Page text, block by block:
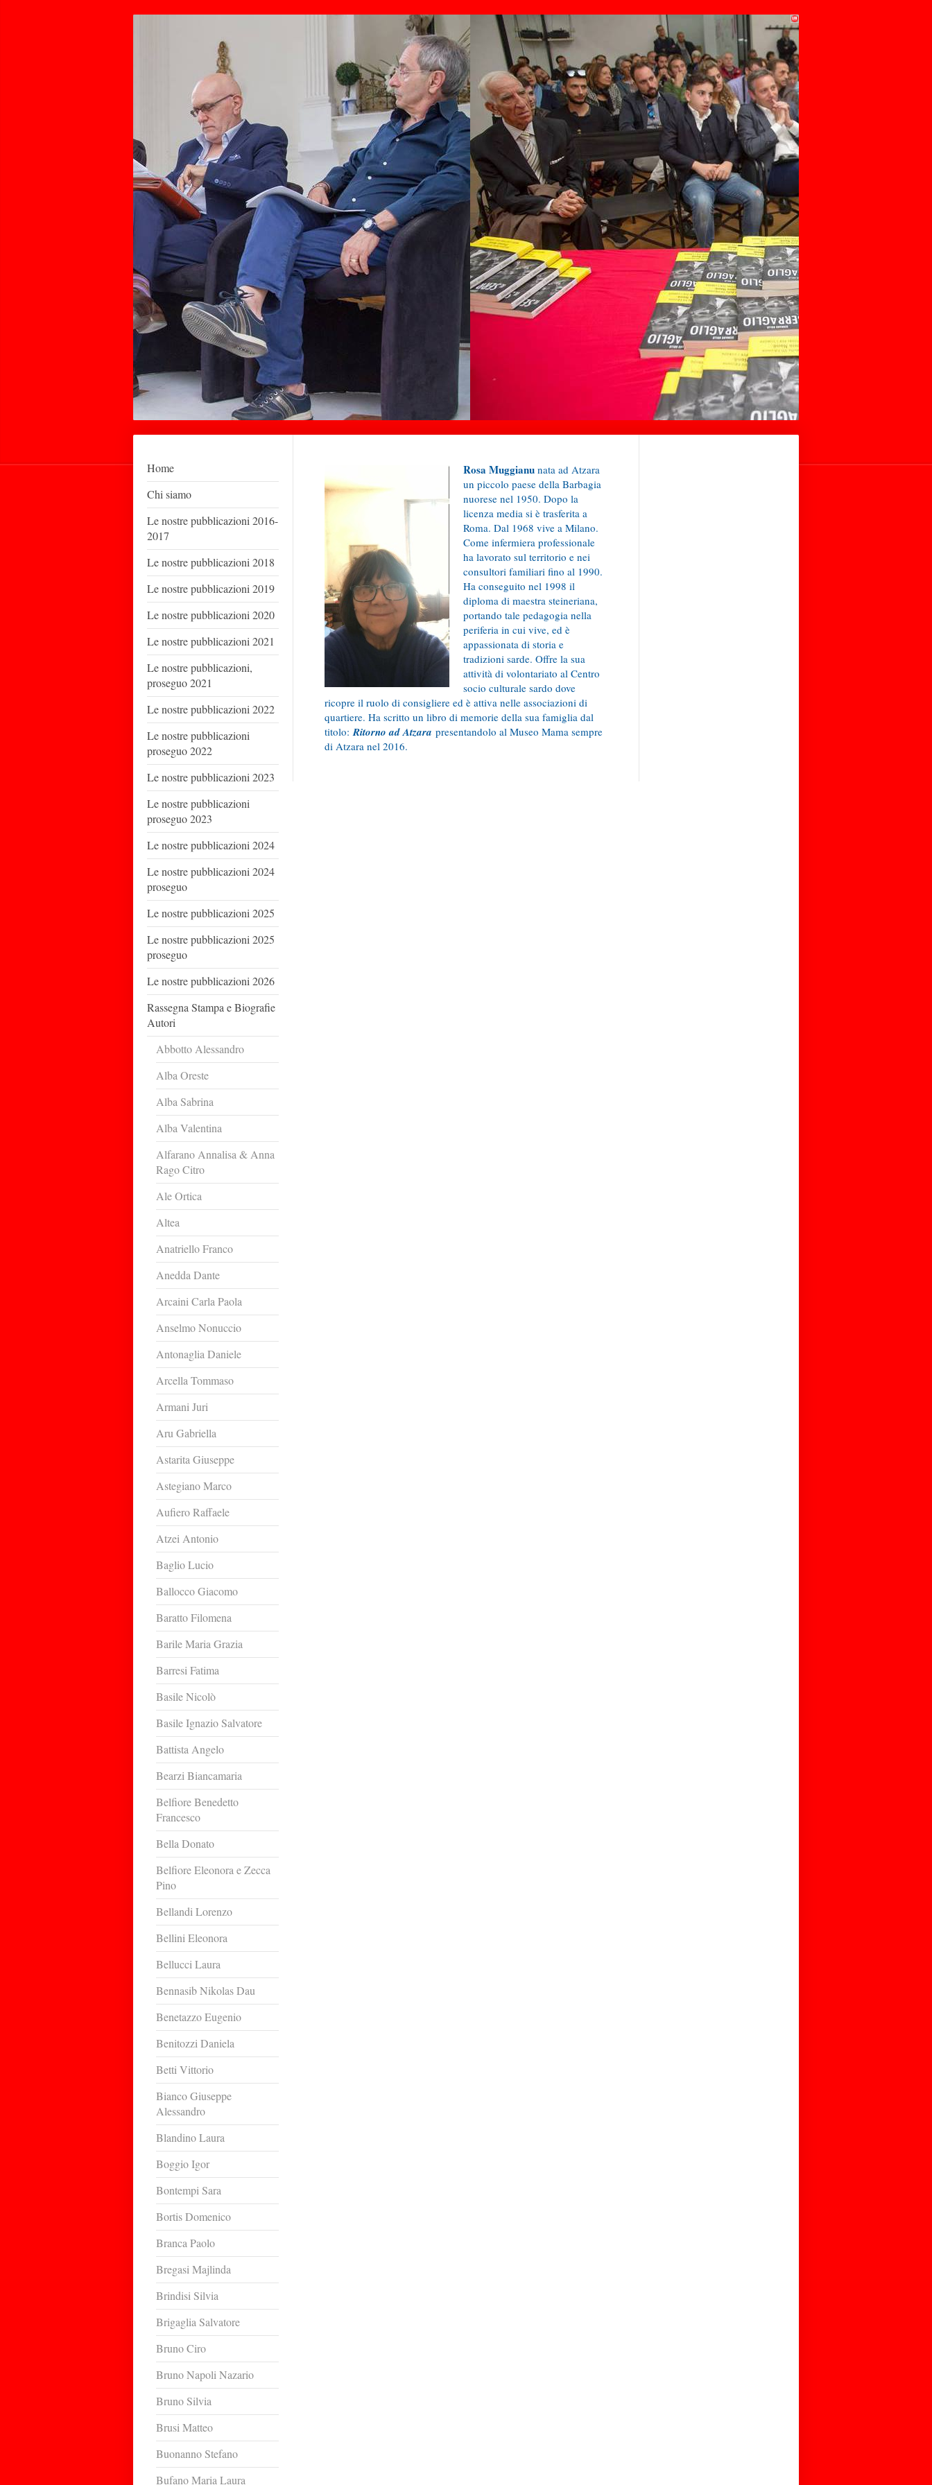
Home
Chi siamo
Le nostre pubblicazioni 2016-
2017
Le nostre pubblicazioni 2018
Le nostre pubblicazioni 2019
Le nostre pubblicazioni 2020
Le nostre pubblicazioni 2021
Le nostre pubblicazioni,
proseguo 2021
Le nostre pubblicazioni 2022
Le nostre pubblicazioni
proseguo 2022
Le nostre pubblicazioni 2023
Le nostre pubblicazioni
proseguo 2023
Le nostre pubblicazioni 2024
Le nostre pubblicazioni 2024
proseguo
Le nostre pubblicazioni 2025
Le nostre pubblicazioni 2025
proseguo
Le nostre pubblicazioni 2026
Rassegna Stampa e Biografie
Autori
Abbotto Alessandro
Alba Oreste
Alba Sabrina
Alba Valentina
Alfarano Annalisa & Anna
Rago Citro
Ale Ortica
Altea
Anatriello Franco
Anedda Dante
Arcaini Carla Paola
Anselmo Nonuccio
Antonaglia Daniele
Arcella Tommaso
Armani Juri
Aru Gabriella
Astarita Giuseppe
Astegiano Marco
Aufiero Raffaele
Atzei Antonio
Baglio Lucio
Ballocco Giacomo
Baratto Filomena
Barile Maria Grazia
Barresi Fatima
Basile Nicolò
Basile Ignazio Salvatore
Battista Angelo
Bearzi Biancamaria
Belfiore Benedetto
Francesco
Bella Donato
Belfiore Eleonora e Zecca
Pino
Bellandi Lorenzo
Bellini Eleonora
Bellucci Laura
Bennasib Nikolas Dau
Benetazzo Eugenio
Benitozzi Daniela
Betti Vittorio
Bianco Giuseppe
Alessandro
Blandino Laura
Boggio Igor
Bontempi Sara
Bortis Domenico
Branca Paolo
Bregasi Majlinda
Brindisi Silvia
Brigaglia Salvatore
Bruno Ciro
Bruno Napoli Nazario
Bruno Silvia
Brusi Matteo
Buonanno Stefano
Bufano Maria Laura
Rosa Muggianu nata ad Atzara
un piccolo paese della Barbagia
nuorese nel 1950. Dopo la
licenza media si è trasferita a
Roma. Dal 1968 vive a Milano.
Come infermiera professionale
ha lavorato sul territorio e nei
consultori familiari fino al 1990.
Ha conseguito nel 1998 il
diploma di maestra steineriana,
portando tale pedagogia nella
periferia in cui vive, ed è
appassionata di storia e
tradizioni sarde. Offre la sua
attività di volontariato al Centro
socio culturale sardo dove
ricopre il ruolo di consigliere ed è attiva nelle associazioni di
quartiere. Ha scritto un libro di memorie della sua famiglia dal
titolo:Ritorno ad Atzara presentandolo al Museo Mama sempre
di Atzara nel 2016.